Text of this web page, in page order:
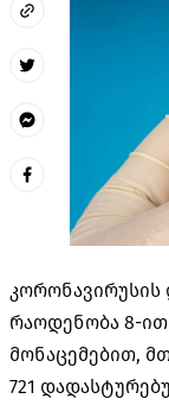
კორონავირუსის
რაოდენობა 8-ით
მონაცემებით,
721